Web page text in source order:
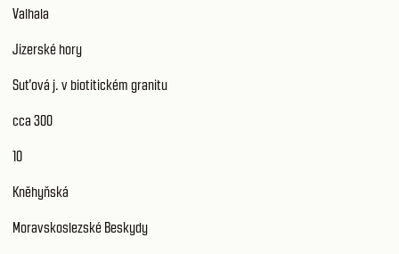
Valhala
Jizerské hory
Suťová j. v biotitickém granitu
cca 300
10
Kněhyňská
Moravskoslezské Beskydy